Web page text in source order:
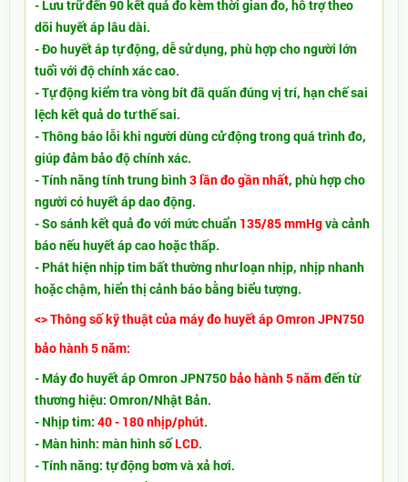
- Lưu trữ đến 90 kết quả đo kèm thời gian đo, hỗ trợ theo
dõi huyết áp lâu dài.
- Đo huyết áp tự động, dễ sử dụng, phù hợp cho người lớn
tuổi với độ chính xác cao.
- Tự động kiểm tra vòng bít đã quấn đúng vị trí, hạn chế sai
lệch kết quả do tư thế sai.
- Thông báo lỗi khi người dùng cử động trong quá trình đo,
giúp đảm bảo độ chính xác.
- Tính năng tính trung bình3 lần đo gần nhất, phù hợp cho
người có huyết áp dao động.
- So sánh kết quả đo với mức chuẩn 135/85 mmHgvà cảnh
báo nếu huyết áp cao hoặc thấp.
- Phát hiện nhịp tim bất thường như loạn nhịp, nhịp nhanh
hoặc chậm, hiển thị cảnh báo bằng biểu tượng.
<> Thông số kỹ thuật của máy đo huyết áp Omron JPN750
bảo hành 5 năm:
- Máy đo huyết áp Omron JPN750bảo hành 5 nămđến từ
thương hiệu: Omron/Nhật Bản.
- Nhịp tim: 40 - 180 nhịp/phút.
- Màn hình: màn hình sốLCD.
- Tính năng: tự động bơm và xả hơi.